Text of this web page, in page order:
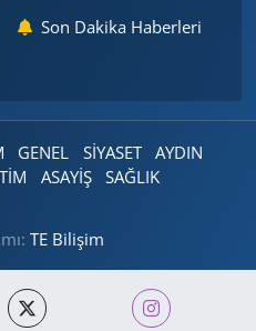
Son Dakika Haberleri
GENEL SİYASET
AYDIN
ASAYİŞ SAĞLIK
TE Bilişim